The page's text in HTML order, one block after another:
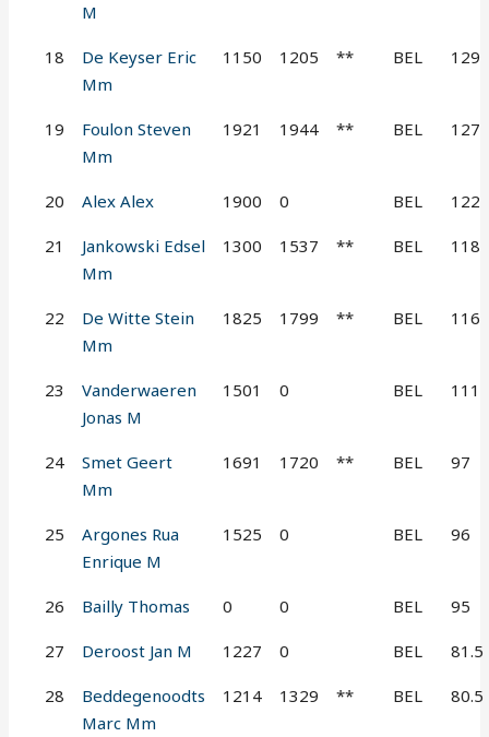
M
18
De Keyser Eric
Mm
1150 1205 ** BEL 129
19
Foulon Steven
Mm
1921 1944 ** BEL 127
20 Alex Alex 1900 0 BEL 122
21
Jankowski Edsel
Mm
1300 1537 ** BEL 118
22
De Witte Stein
Mm
1825 1799 ** BEL 116
23
Vanderwaeren
Jonas M
1501 0 BEL 111
24
Smet Geert
Mm
1691 1720 ** BEL 97
25
Argones Rua
Enrique M
1525 0 BEL 96
26 Bailly Thomas 0 0 BEL 95
27 Deroost Jan M 1227 0 BEL 81.5
28
Beddegenoodts
Marc Mm
1214 1329 ** BEL 80.5